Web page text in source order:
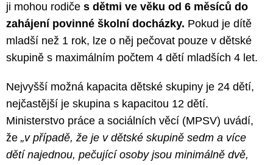
ji mohou rodiče s dětmi ve věku od 6 měsíců do
zahájení povinné školní docházky. Pokud je dítě
mladší než 1 rok, lze o něj pečovat pouze v dětské
skupině s maximálním počtem 4 dětí mladších 4 let.
Nejvyšší možná kapacita dětské skupiny je 24 dětí,
nejčastější je skupina s kapacitou 12 dětí.
Ministerstvo práce a sociálních věcí (MPSV) uvádí,
že „v případě, že je v dětské skupině sedm a více
dětí najednou, pečující osoby jsou minimálně dvě,